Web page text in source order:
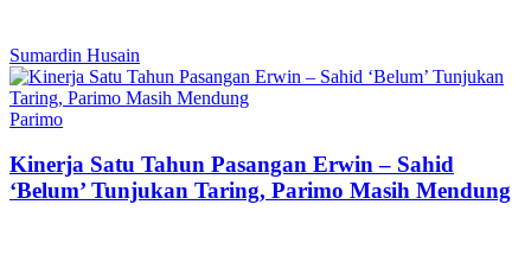
Sumardin Husain
Parimo
Kinerja Satu Tahun Pasangan Erwin – Sahid
‘Belum’ Tunjukan Taring, Parimo Masih Mendung